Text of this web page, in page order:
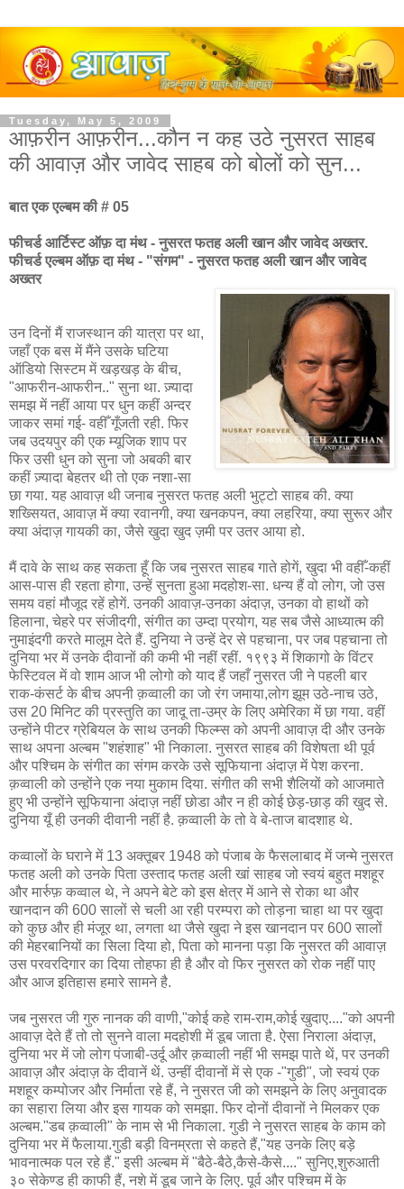
Tuesday, May 5, 2009
आफ़रीन आफ़रीन...कौन न कह उठे नुसरत साहब
की आवाज़ और जावेद साहब को बोलों को सुन...
बात एक एल्बम की # 05
फीचर्ड आर्टिस्ट ऑफ़ दा मंथ - नुसरत फतह अली खान और जावेद अख्तर.
फीचर्ड एल्बम ऑफ़ दा मंथ - "संगम" - नुसरत फतह अली खान और जावेद
अख्तर
उन दिनों मैं राजस्थान की यात्रा पर था,
जहाँ एक बस में मैंने उसके घटिया
ऑडियो सिस्टम में खड़खड़ के बीच,
"आफरीन-आफरीन.." सुना था. ज़्यादा
समझ में नहीं आया पर धुन कहीं अन्दर
जाकर समां गई- वहीँ गूँजती रही. फिर
जब उदयपुर की एक म्यूजिक शाप पर
फिर उसी धुन को सुना जो अबकी बार
कहीं ज़्यादा बेहतर थी तो एक नशा-सा
छा गया. यह आवाज़ थी जनाब नुसरत फतह अली भुट्टो साहब की. क्या
शख्सियत, आवाज़ में क्या रवानगी, क्या खनकपन, क्या लहरिया, क्या सुरूर और
क्या अंदाज़ गायकी का, जैसे खुदा खुद ज़मी पर उतर आया हो.
मैं दावे के साथ कह सकता हूँ कि जब नुसरत साहब गाते होगें, खुदा भी वहीँ-कहीं
आस-पास ही रहता होगा, उन्हें सुनता हुआ मदहोश-सा. धन्य हैं वो लोग, जो उस
समय वहां मौजूद रहें होगें. उनकी आवाज़-उनका अंदाज़, उनका वो हाथों को
हिलाना, चेहरे पर संजीदगी, संगीत का उम्दा प्रयोग, यह सब जैसे आध्यात्म की
नुमाइंदगी करते मालूम देते हैं. दुनिया ने उन्हें देर से पहचाना, पर जब पहचाना तो
दुनिया भर में उनके दीवानों की कमी भी नहीं रहीं. १९९३ में शिकागो के विंटर
फेस्टिवल में वो शाम आज भी लोगो को याद हैं जहाँ नुसरत जी ने पहली बार
राक-कंसर्ट के बीच अपनी क़व्वाली का जो रंग जमाया,लोग झूम उठे-नाच उठे,
उस 20 मिनिट की प्रस्तुति का जादू ता-उम्र के लिए अमेरिका में छा गया. वहीं
उन्होंने पीटर ग्रेबियल के साथ उनकी फिल्म्स को अपनी आवाज़ दी और उनके
साथ अपना अल्बम "शहंशाह" भी निकाला. नुसरत साहब की विशेषता थी पूर्व
और पश्चिम के संगीत का संगम करके उसे सूफियाना अंदाज़ में पेश करना.
क़व्वाली को उन्होंने एक नया मुकाम दिया. संगीत की सभी शैलियों को आजमाते
हुए भी उन्होंने सूफियाना अंदाज़ नहीं छोडा और न ही कोई छेड़-छाड़ की खुद से.
दुनिया यूँ ही उनकी दीवानी नहीं है. क़व्वाली के तो वे बे-ताज बादशाह थे.
कव्वालों के घराने में 13 अक्तूबर 1948 को पंजाब के फैसलाबाद में जन्मे नुसरत
फतह अली को उनके पिता उस्ताद फतह अली खां साहब जो स्वयं बहुत मशहूर
और मार्रुफ़ कव्वाल थे, ने अपने बेटे को इस क्षेत्र में आने से रोका था और
खानदान की 600 सालों से चली आ रही परम्परा को तोड़ना चाहा था पर खुदा
को कुछ और ही मंजूर था, लगता था जैसे खुदा ने इस खानदान पर 600 सालों
की मेहरबानियों का सिला दिया हो, पिता को मानना पड़ा कि नुसरत की आवाज़
उस परवरदिगार का दिया तोहफा ही है और वो फिर नुसरत को रोक नहीं पाए
और आज इतिहास हमारे सामने है.
जब नुसरत जी गुरु नानक की वाणी,"कोई कहे राम-राम,कोई खुदाए...."को अपनी
आवाज़ देते हैं तो तो सुनने वाला मदहोशी में डूब जाता है. ऐसा निराला अंदाज़,
दुनिया भर में जो लोग पंजाबी-उर्दू और क़व्वाली नहीं भी समझ पाते थें, पर उनकी
आवाज़ और अंदाज़ के दीवानें थें. उन्हीं दीवानों में से एक -"गुडी", जो स्वयं एक
मशहूर कम्पोजर और निर्माता रहे हैं, ने नुसरत जी को समझने के लिए अनुवादक
का सहारा लिया और इस गायक को समझा. फिर दोनों दीवानों ने मिलकर एक
अल्बम."डब क़व्वाली" के नाम से भी निकाला. गुडी ने नुसरत साहब के काम को
दुनिया भर में फैलाया.गुडी बड़ी विनम्रता से कहते हैं,"यह उनके लिए बड़े
भावनात्मक पल रहे हैं." इसी अल्बम में "बैठे-बैठे,कैसे-कैसे...." सुनिए,शुरुआती
३० सेकेण्ड ही काफी हैं, नशे में डूब जाने के लिए. पूर्व और पश्चिम में के